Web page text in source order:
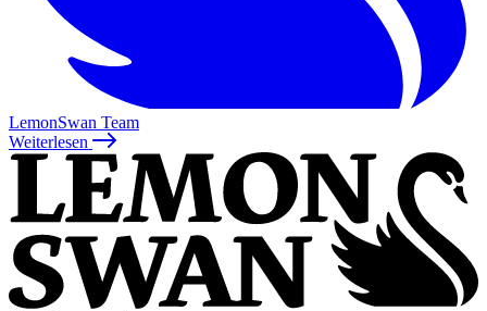
LemonSwan Team
Weiterlesen